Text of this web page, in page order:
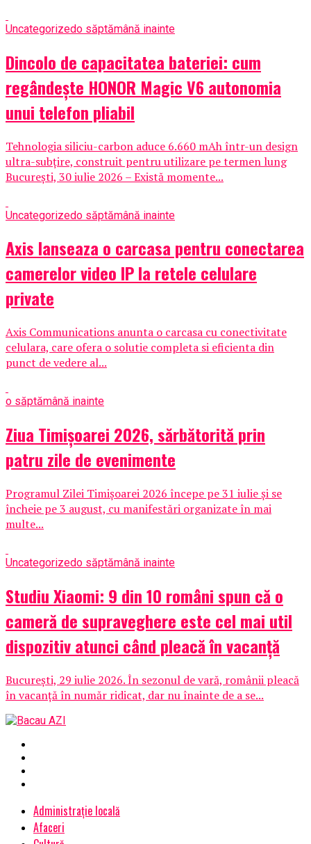
Uncategorizedo săptămână inainte
Dincolo de capacitatea bateriei: cum
regândește HONOR Magic V6 autonomia
unui telefon pliabil
Tehnologia siliciu-carbon aduce 6.660 mAh într-un design
ultra-subțire, construit pentru utilizare pe termen lung
București, 30 iulie 2026 – Există momente...
Uncategorizedo săptămână inainte
Axis lanseaza o carcasa pentru conectarea
camerelor video IP la retele celulare
private
Axis Communications anunta o carcasa cu conectivitate
celulara, care ofera o solutie completa si eficienta din
punct de vedere al...
o săptămână inainte
Ziua Timișoarei 2026, sărbătorită prin
patru zile de evenimente
Programul Zilei Timișoarei 2026 începe pe 31 iulie și se
încheie pe 3 august, cu manifestări organizate în mai
multe...
Uncategorizedo săptămână inainte
Studiu Xiaomi: 9 din 10 români spun că o
cameră de supraveghere este cel mai util
dispozitiv atunci când pleacă în vacanță
București, 29 iulie 2026. În sezonul de vară, românii pleacă
în vacanță în număr ridicat, dar nu înainte de a se...
Administrație locală
Afaceri